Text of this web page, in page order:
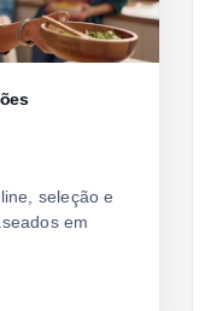
seleção e
em